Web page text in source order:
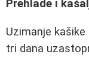
Prehlade i
Uzimanje
tri dana